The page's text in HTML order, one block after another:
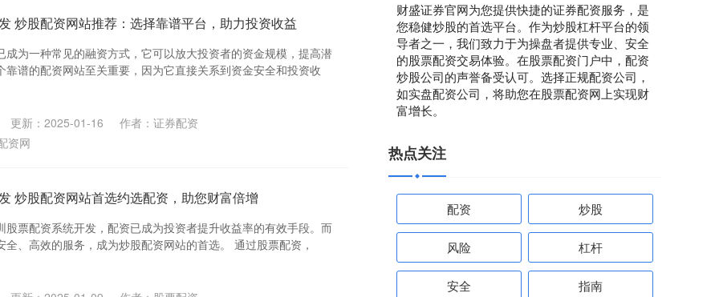
炒股配资网站推荐：选择靠谱平台，助力投资收益
成为一种常见的融资方式，它可以放大投资者的资金规模，提高潜
靠谱的配资网站至关重要，因为它直接关系到资金安全和投资收
更新：2025-01-16
作者：证券配资
资网
炒股配资网站首选约选配资，助您财富倍增
股票配资系统开发，配资已成为投资者提升收益率的有效手段。而
、高效的服务，成为炒股配资网站的首选。 通过股票配资，
财盛证券官网为您提供快捷的证券配资服务，是
您稳健炒股的首选平台。作为炒股杠杆平台的领
导者之一，我们致力于为操盘者提供专业、安全
的股票配资交易体验。在股票配资门户中，配资
炒股公司的声誉备受认可。选择正规配资公司，
如实盘配资公司，将助您在股票配资网上实现财
富增长。
热点关注
配资 炒股
风险 杠杆
安全 指南